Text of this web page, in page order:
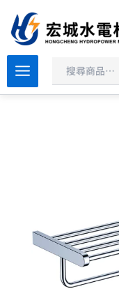
要
容
尋
始
價
BOSS
304
不